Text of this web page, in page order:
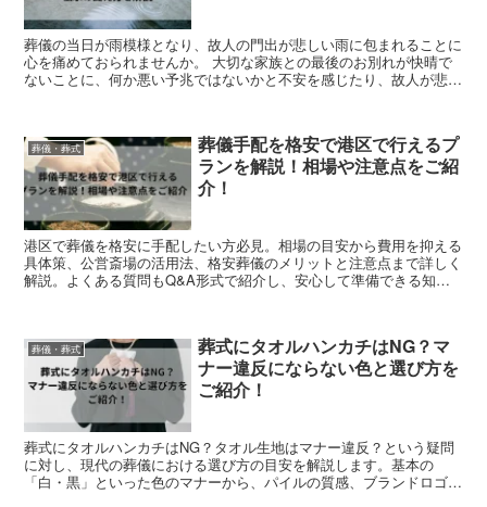
葬儀の当日が雨模様となり、故人の門出が悲しい雨に包まれることに
心を痛めておられませんか。 大切な家族との最後のお別れが快晴で
ないことに、何か悪い予兆ではないかと不安を感じたり、故人が悲し
葬儀・葬式
葬儀手配を格安で港区で行えるプ
ランを解説！相場や注意点をご紹
介！
港区で葬儀を格安に手配したい方必見。相場の目安から費用を抑える
具体策、公営斎場の活用法、格安葬儀のメリットと注意点まで詳しく
解説。よくある質問もQ&A形式で紹介し、安心して準備できる知識
葬儀・葬式
葬式にタオルハンカチはNG？マ
ナー違反にならない色と選び方を
ご紹介！
葬式にタオルハンカチはNG？タオル生地はマナー違反？という疑問
に対し、現代の葬儀における選び方の目安を解説します。基本の
「白・黒」といった色のマナーから、パイルの質感、ブランドロゴの